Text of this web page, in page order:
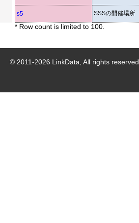
s5 SSSの開催場所
* Row count is limited to 100.
© 2011-2026 LinkData, All rights reserved.